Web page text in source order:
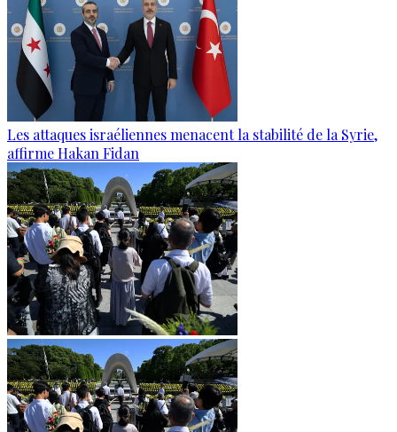
Les attaques israéliennes menacent la stabilité de la Syrie,
affirme Hakan Fidan